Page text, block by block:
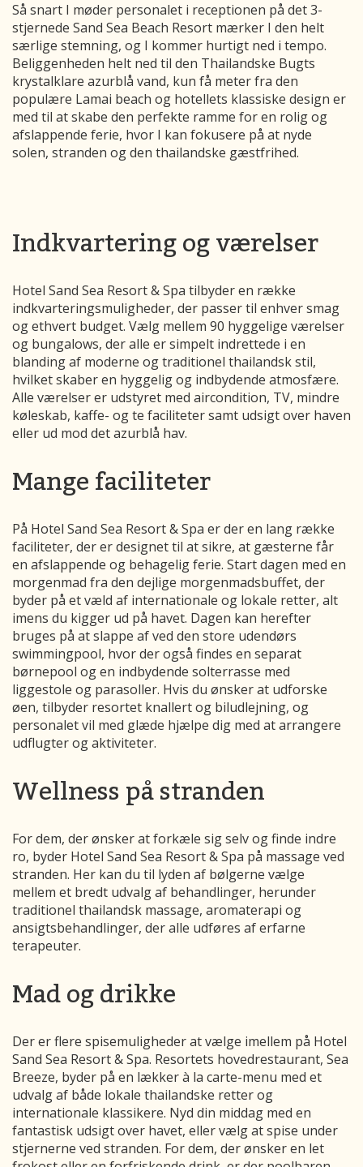
Så snart I møder personalet i receptionen på det 3-
stjernede Sand Sea Beach Resort mærker I den helt
særlige stemning, og I kommer hurtigt ned i tempo.
Beliggenheden helt ned til den Thailandske Bugts
krystalklare azurblå vand, kun få meter fra den
populære Lamai beach og hotellets klassiske design er
med til at skabe den perfekte ramme for en rolig og
afslappende ferie, hvor I kan fokusere på at nyde
solen, stranden og den thailandske gæstfrihed.
Indkvartering og værelser
Hotel Sand Sea Resort & Spa tilbyder en række
indkvarteringsmuligheder, der passer til enhver smag
og ethvert budget. Vælg mellem 90 hyggelige værelser
og bungalows, der alle er simpelt indrettede i en
blanding af moderne og traditionel thailandsk stil,
hvilket skaber en hyggelig og indbydende atmosfære.
Alle værelser er udstyret med aircondition, TV, mindre
køleskab, kaffe- og te faciliteter samt udsigt over haven
eller ud mod det azurblå hav.
Mange faciliteter
På Hotel Sand Sea Resort & Spa er der en lang række
faciliteter, der er designet til at sikre, at gæsterne får
en afslappende og behagelig ferie. Start dagen med en
morgenmad fra den dejlige morgenmadsbuffet, der
byder på et væld af internationale og lokale retter, alt
imens du kigger ud på havet. Dagen kan herefter
bruges på at slappe af ved den store udendørs
swimmingpool, hvor der også findes en separat
børnepool og en indbydende solterrasse med
liggestole og parasoller. Hvis du ønsker at udforske
øen, tilbyder resortet knallert og biludlejning, og
personalet vil med glæde hjælpe dig med at arrangere
udflugter og aktiviteter.
Wellness på stranden
For dem, der ønsker at forkæle sig selv og finde indre
ro, byder Hotel Sand Sea Resort & Spa på massage ved
stranden. Her kan du til lyden af bølgerne vælge
mellem et bredt udvalg af behandlinger, herunder
traditionel thailandsk massage, aromaterapi og
ansigtsbehandlinger, der alle udføres af erfarne
terapeuter.
Mad og drikke
Der er flere spisemuligheder at vælge imellem på Hotel
Sand Sea Resort & Spa. Resortets hovedrestaurant, Sea
Breeze, byder på en lækker à la carte-menu med et
udvalg af både lokale thailandske retter og
internationale klassikere. Nyd din middag med en
fantastisk udsigt over havet, eller vælg at spise under
stjernerne ved stranden. For dem, der ønsker en let